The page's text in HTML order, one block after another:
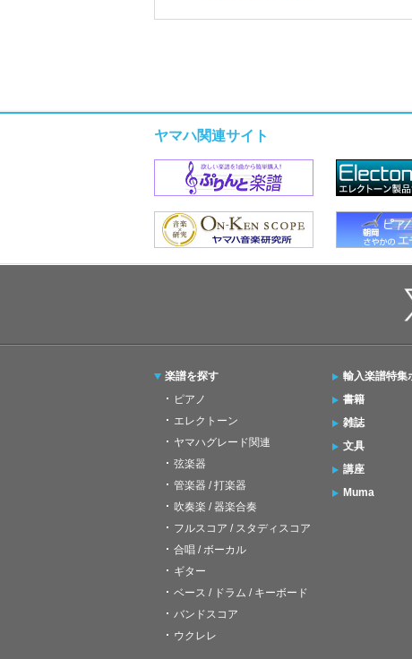
ヤマハ関連サイト
楽譜を探す
ピアノ
エレクトーン
ヤマハグレード関連
弦楽器
管楽器 / 打楽器
吹奏楽 / 器楽合奏
フルスコア / スタディスコア
合唱 / ボーカル
ギター
ベース / ドラム / キーボード
バンドスコア
ウクレレ
輸入楽譜特集
書籍
雑誌
文具
講座
Muma